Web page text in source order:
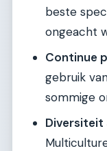
beste
ongeacht
Continue
gebruik
sommige
Diversiteit